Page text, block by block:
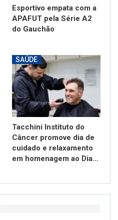
Esportivo empata com a
APAFUT pela Série A2
do Gauchão
SAÚDE
Tacchini Instituto do
Câncer promove dia de
cuidado e relaxamento
em homenagem ao Dia…